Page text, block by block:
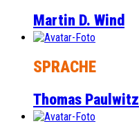
Martin D. Wind
SPRACHE
Thomas Paulwitz